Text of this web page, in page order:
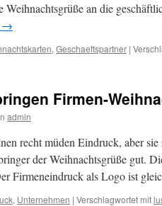
Weihnachtsgrüße an die
→
, Geschaeftspartner |
Firmen-
admin
recht müden Eindruck, aber
der Weihnachtsgrüße gut.
Firmeneindruck als Logo ist
, Unternehmen | Verschlagwortet mit